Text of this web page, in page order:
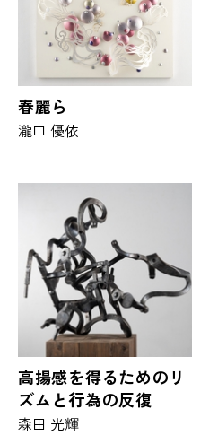
春麗ら
瀧口 優依
高揚感を得るためのリ
ズムと行為の反復
森田 光輝